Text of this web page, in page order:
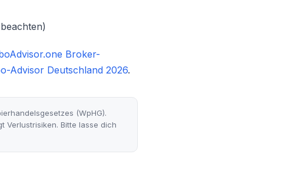
Broker-
Advisor Deutschland 2026.
(WpHG).
Verlustrisiken. Bitte lasse dich